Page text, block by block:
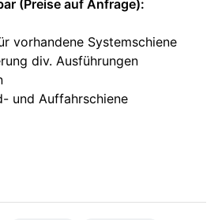
(Preise auf Anfrage):
vorhandene Systemschiene
div. Ausführungen
und Auffahrschiene